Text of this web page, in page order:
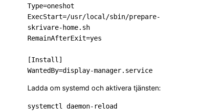
Type=oneshot
ExecStart=/usr/local/sbin/prepare-
skrivare-home.sh
RemainAfterExit=yes
[Install]
Ladda om systemd och aktivera tjänsten:
systemctl daemon-reload